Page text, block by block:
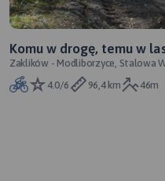
Komu w drogę, temu w
Zaklików - Modliborzyce, Stalowa
4.0/6
96,4 km 46m